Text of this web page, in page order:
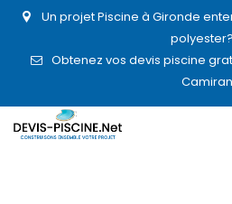
Un projet Piscine à Gironde
polyester?
Obtenez vos devis piscine
Camiran